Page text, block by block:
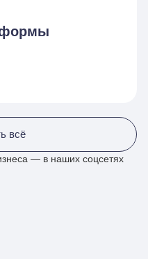
формы
всё
— в наших соцсетях